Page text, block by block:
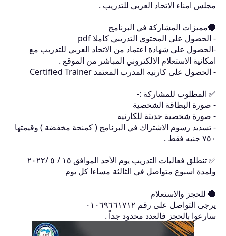
مجلس امناء الاتحاد العربي للتدريب .
🔴مميزات المشاركة في البرنامج
- الحصول على المحتوى التدريبي كاملا pdf
-الحصول على شهادة اعتماد من الاتحاد العربي للتدريب مع
امكانية الاستعلام الالكتروني المباشر من الموقع .
- الحصول على كارنيه المدرب المعتمد Certified Trainer
✅ المطلوب للمشاركة :-
- صورة البطاقة الشخصية
- صورة شخصية حديثة للكارنيه
- تسديد رسوم الاشتراك في البرنامج ( كمنحة مخفضة ) وقيمتها
٧٥٠ جنيه فقط .
✅ تنطلق فعاليات التدريب يوم الأحد الموافق ١٥ / ٥ /٢٠٢٢
ولمدة اسبوع متواصل في الثالثة مساءا كل يوم
🔴 للحجز والاستعلام
يرجى التواصل على رقم ٠١٠٦٩٦٦١٧١٢
سارعوا بالحجز فالعدد محدود جداً .